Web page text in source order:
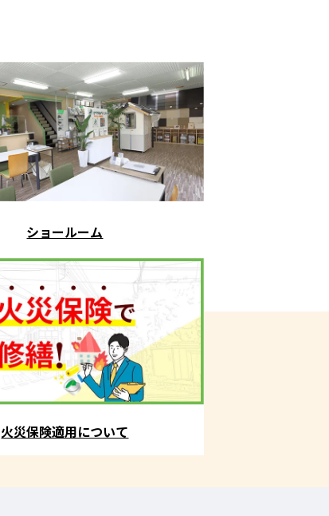
ショールーム
火災保険適用について